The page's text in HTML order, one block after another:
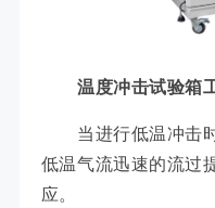
温度冲击试验箱工
当进行低温冲击时
低温气流迅速的流过
应。